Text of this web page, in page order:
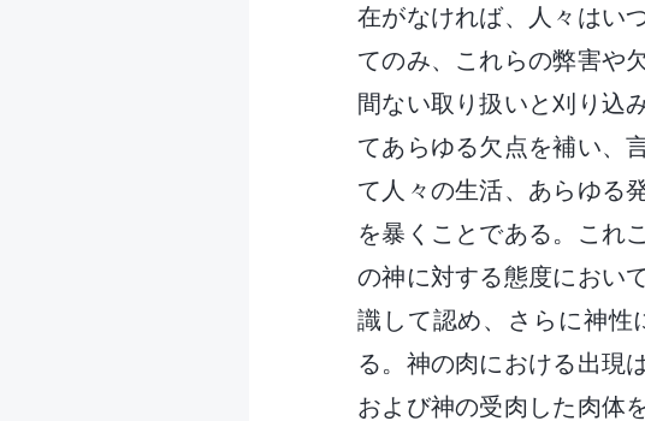
在がなければ、人々はい
てのみ、これらの弊害や
間ない取り扱いと刈り込
てあらゆる欠点を補い、
て人々の生活、あらゆる
を暴くことである。これ
の神に対する態度におい
識して認め、さらに神性
る。神の肉における出現
および神の受肉した肉体